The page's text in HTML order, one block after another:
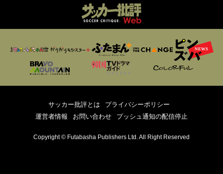
サッカー批評とは
プライバシーポリシー
運営者情報
お問い合わせ プッシュ通知の配信停止
Copyright © Futabasha Publishers Ltd. All Right Reserved